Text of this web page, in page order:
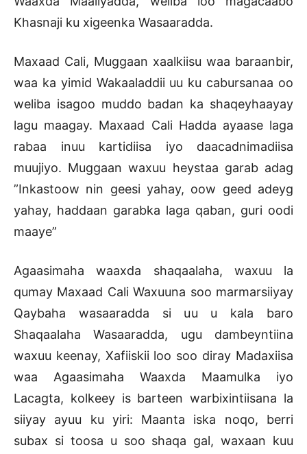
Khasnaji ku xigeenka Wasaaradda.
Maxaad Cali, Muggaan xaalkiisu waa baraanbir,
waa ka yimid Wakaaladdii uu ku cabursanaa oo
weliba isagoo muddo badan ka shaqeyhaayay
lagu maagay. Maxaad Cali Hadda ayaase laga
rabaa inuu kartidiisa iyo daacadnimadiisa
muujiyo. Muggaan waxuu heystaa garab adag
”Inkastoow nin geesi yahay, oow geed adeyg
yahay, haddaan garabka laga qaban, guri oodi
maaye”
Agaasimaha waaxda shaqaalaha, waxuu la
qumay Maxaad Cali Waxuuna soo marmarsiiyay
Qaybaha wasaaradda si uu u kala baro
Shaqaalaha Wasaaradda, ugu dambeyntiina
waxuu keenay, Xafiiskii loo soo diray Madaxiisa
waa Agaasimaha Waaxda Maamulka iyo
Lacagta, kolkeey is barteen warbixintiisana la
siiyay ayuu ku yiri: Maanta iska noqo, berri
subax si toosa u soo shaqa gal, waxaan kuu